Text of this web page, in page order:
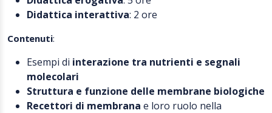
Didattica interattiva: 2 ore
Contenuti:
Esempi di interazione tra nutrienti e segnali
molecolari
Struttura e funzione delle membrane biologiche
Recettori di membrana e loro ruolo nella